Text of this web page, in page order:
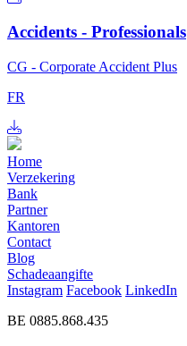
Accidents - Professionals
CG - Corporate Accident Plus
FR
Home
Verzekering
Bank
Partner
Kantoren
Contact
Blog
Schadeaangifte
Instagram Facebook LinkedIn
BE 0885.868.435